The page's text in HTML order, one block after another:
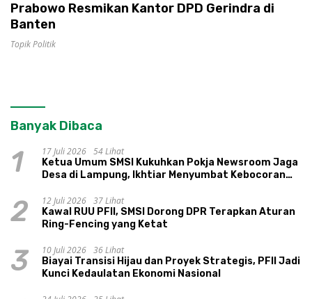
Prabowo Resmikan Kantor DPD Gerindra di
Banten
Topik Politik
Banyak Dibaca
1 17 Juli 2026 54 Lihat
Ketua Umum SMSI Kukuhkan Pokja Newsroom Jaga
Desa di Lampung, Ikhtiar Menyumbat Kebocoran
2 12 Juli 2026 37 Lihat
Kawal RUU PFII, SMSI Dorong DPR Terapkan Aturan
Ring-Fencing yang Ketat
3 10 Juli 2026 36 Lihat
Biayai Transisi Hijau dan Proyek Strategis, PFII Jadi
Kunci Kedaulatan Ekonomi Nasional